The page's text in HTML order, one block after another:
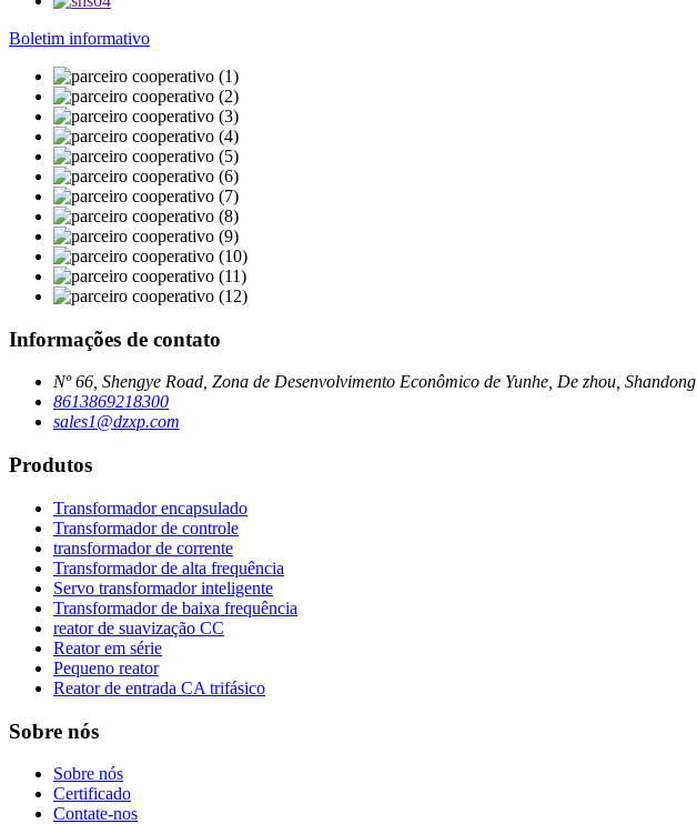
Boletim informativo
Informações de contato
Nº 66, Shengye Road, Zona de Desenvolvimento Econômico de Yunhe, De zhou, Shandong
8613869218300
sales1@dzxp.com
Produtos
Transformador encapsulado
Transformador de controle
transformador de corrente
Transformador de alta frequência
Servo transformador inteligente
Transformador de baixa frequência
reator de suavização CC
Reator em série
Pequeno reator
Reator de entrada CA trifásico
Sobre nós
Sobre nós
Certificado
Contate-nos